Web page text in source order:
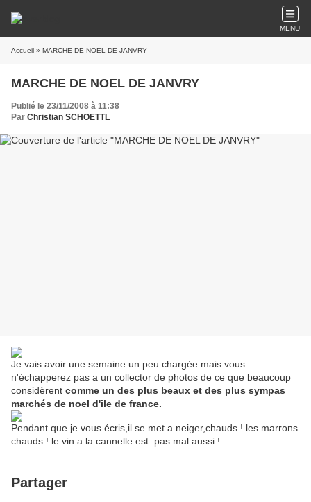
MENU
Accueil » MARCHE DE NOEL DE JANVRY
MARCHE DE NOEL DE JANVRY
Publié le 23/11/2008 à 11:38
Par Christian SCHOETTL
Je vais avoir une semaine un peu chargée mais vous
n'échapperez pas a un collector de photos de ce que beaucoup
considèrent comme un des plus beaux et des plus sympas
marchés de noel d'ile de france.
Pendant que je vous écris,il se met a neiger,chauds ! les marrons
chauds ! le vin a la cannelle est pas mal aussi !
Partager